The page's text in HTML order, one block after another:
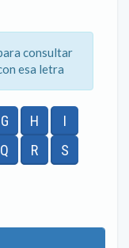
consultar
esa letra
G H
I
Q R
S